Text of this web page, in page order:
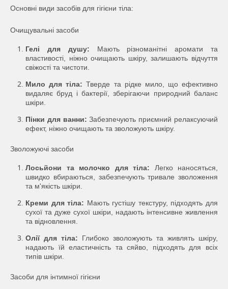
Основні види засобів для гігієни тіла:
Очищувальні засоби
Гелі для душу: Мають різноманітні аромати та
властивості, ніжно очищають шкіру, залишають відчуття
свіжості та чистоти.
Мило для тіла: Тверде та рідке мило, що ефективно
видаляє бруд і бактерії, зберігаючи природний баланс
шкіри.
Пінки для ванни: Забезпечують приємний релаксуючий
ефект, ніжно очищають та зволожують шкіру.
Зволожуючі засоби
Лосьйони та молочко для тіла: Легко наносяться,
швидко вбираються, забезпечують тривале зволоження
та м'якість шкіри.
Креми для тіла: Мають густішу текстуру, підходять для
сухої та дуже сухої шкіри, надають інтенсивне живлення
та відновлення.
Олії для тіла: Глибоко зволожують та живлять шкіру,
надають їй еластичність та сяйво, підходять для всіх
типів шкіри.
Засоби для інтимної гігієни